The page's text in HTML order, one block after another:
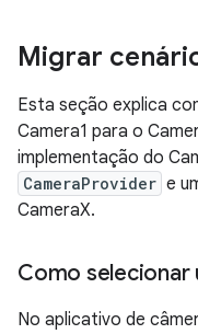
Migrar
Esta seção explica
Camera1 para o
implementação do
CameraProvider e
CameraX.
Como selecionar
No aplicativo de